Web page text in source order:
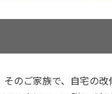
のご家族で、自宅の改